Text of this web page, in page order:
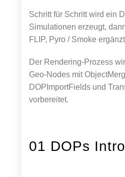
Schritt für Schritt wird ein
Simulationen erzeugt,
FLIP, Pyro / Smoke
Der Rendering-Prozess
Geo-Nodes mit
DOPImportFields und
vorbereitet.
01 DOPs